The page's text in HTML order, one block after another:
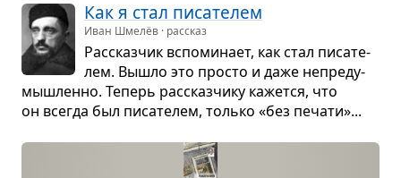
Как я стал писа­те­лем
Иван Шмелёв · рассказ
Рас­сказ­чик вспо­ми­нает, как стал писа­те­
лем. Вышло это про­сто и даже непре­ду­
мыш­ленно. Теперь рас­сказ­чику кажется, что
он все­гда был писа­те­лем, только «без печати»...